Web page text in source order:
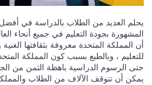
يحلم العديد من الطلاب بالدراسة في
المشهورة بجودة التعليم في جميع أنحاء
أن المملكة المتحدة معروفة بثقافتها
للتعليم ، وبالطبع بسبب كون المملكة
حتى الرسوم الدراسية باهظة الثمن من
يمكن أن تتوقف الآلاف من الطلاب